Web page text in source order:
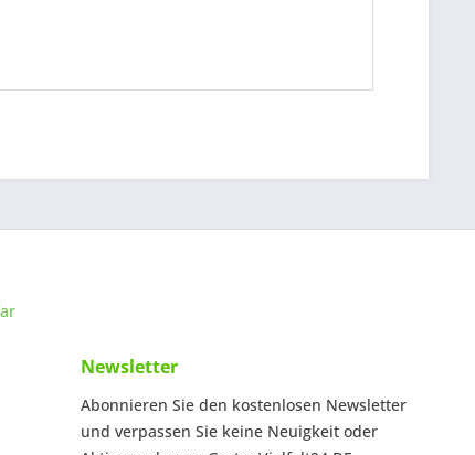
Newsletter
Abonnieren Sie den kostenlosen Newsletter
und verpassen Sie keine Neuigkeit oder